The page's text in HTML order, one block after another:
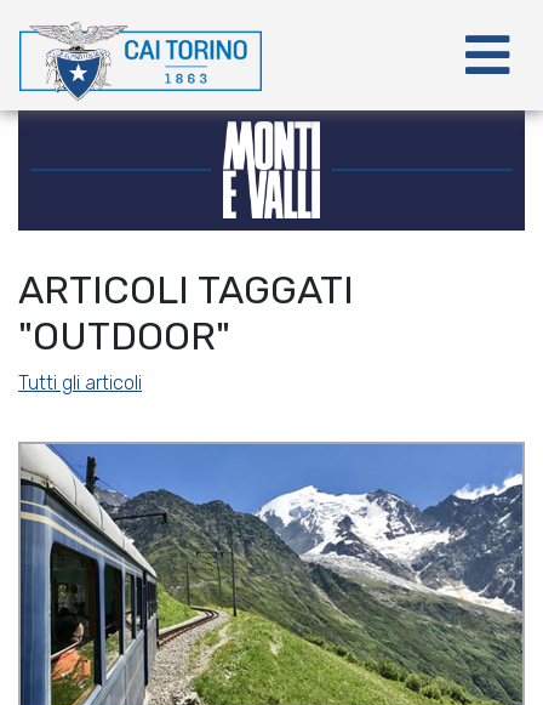
ARTICOLI TAGGATI
"OUTDOOR"
Tutti gli articoli